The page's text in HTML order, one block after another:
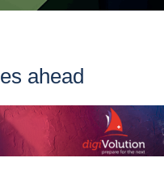
ahead